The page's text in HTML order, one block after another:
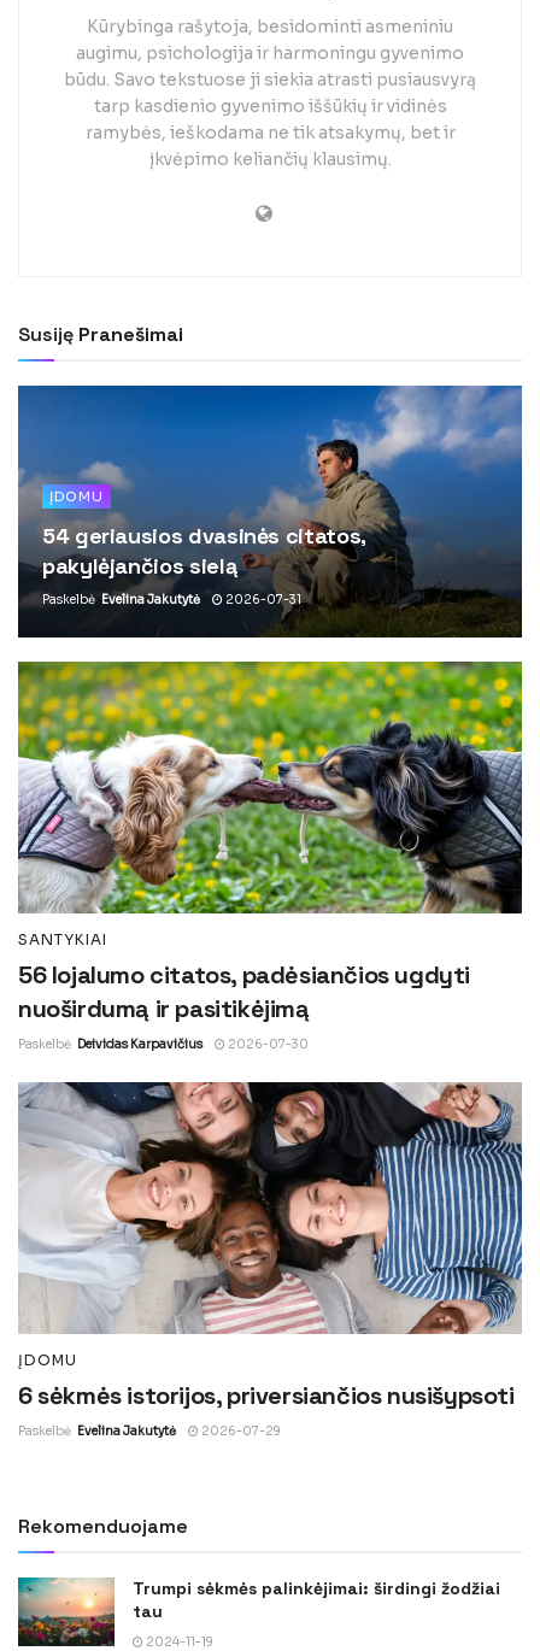
Kūrybinga rašytoja, besidominti asmeniniu
augimu, psichologija ir harmoningu gyvenimo
būdu. Savo tekstuose ji siekia atrasti pusiausvyrą
tarp kasdienio gyvenimo iššūkių ir vidinės
ramybės, ieškodama ne tik atsakymų, bet ir
įkvėpimo keliančių klausimų.
Susiję Pranešimai
ĮDOMU
54 geriausios dvasinės citatos,
pakylėjančios sielą
Paskelbė Evelina Jakutytė 2026-07-31
SANTYKIAI
56 lojalumo citatos, padėsiančios ugdyti
nuoširdumą ir pasitikėjimą
Paskelbė Deividas Karpavičius 2026-07-30
ĮDOMU
6 sėkmės istorijos, priversiančios nusišypsoti
Paskelbė Evelina Jakutytė 2026-07-29
Rekomenduojame
Trumpi sėkmės palinkėjimai: širdingi žodžiai
tau
2024-11-19